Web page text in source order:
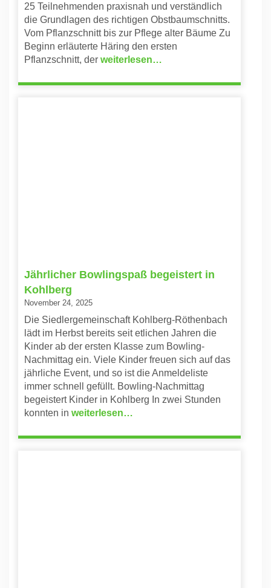
25 Teilnehmenden praxisnah und verständlich
die Grundlagen des richtigen Obstbaumschnitts.
Vom Pflanzschnitt bis zur Pflege alter Bäume Zu
Beginn erläuterte Häring den ersten
Pflanzschnitt, der weiterlesen…
Jährlicher Bowlingspaß begeistert in
Kohlberg
November 24, 2025
Die Siedlergemeinschaft Kohlberg-Röthenbach
lädt im Herbst bereits seit etlichen Jahren die
Kinder ab der ersten Klasse zum Bowling-
Nachmittag ein. Viele Kinder freuen sich auf das
jährliche Event, und so ist die Anmeldeliste
immer schnell gefüllt. Bowling-Nachmittag
begeistert Kinder in Kohlberg In zwei Stunden
konnten in weiterlesen…